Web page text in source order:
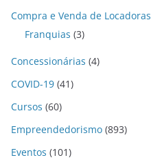
Compra e Venda de Locadoras
Franquias (3)
Concessionárias (4)
COVID-19 (41)
Cursos (60)
Empreendedorismo (893)
Eventos (101)